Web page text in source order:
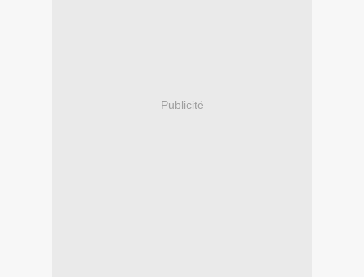
Publicité